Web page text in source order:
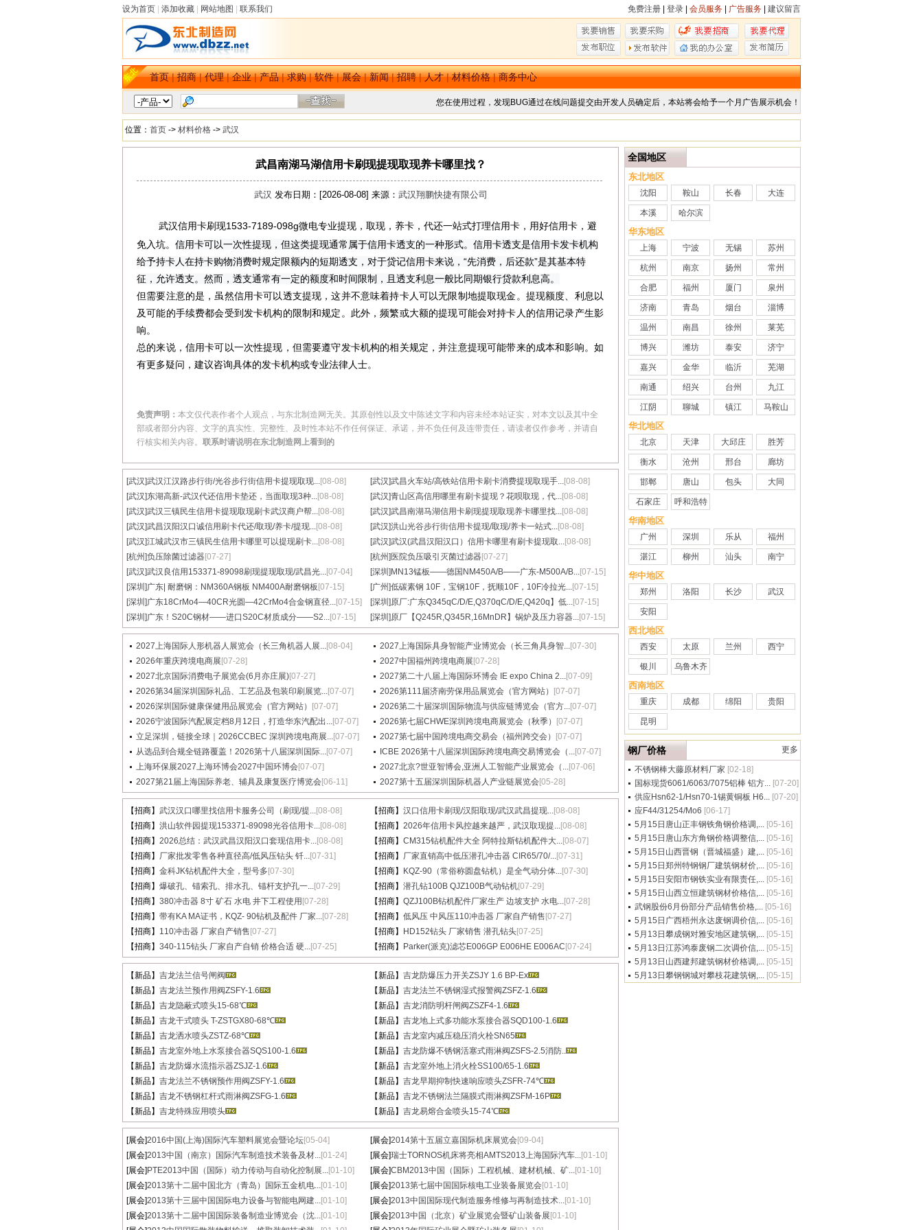
设为首页 添加收藏 网站地图 联系我们 免费注册 登录 会员服务 广告服务 建议留言
首页|招商|代理|企业|产品|求购|软件|展会|新闻|招聘|人才|材料价格|商务中心
您在使用过程，发现BUG通过在线问题提交由开发人员确定后，本站将会给予一个月广告展示机会！
位置： 首页 -> 材料价格 -> 武汉
武昌南湖马湖信用卡刷现提现取现养卡哪里找？
武汉 发布日期：[2026-08-08] 来源： 武汉翔鹏快捷有限公司
武汉信用卡刷现1533-7189-098g微电专业提现，取现，养卡，代还一站式打理信用卡，用好信用卡，避
免入坑。 信用卡可以一次性提现，但这类提现通常属于信用卡透支的一种形式。信用卡透支是信用卡发卡机构
给予持卡人在持卡购物消费时规定限额内的短期透支，对于贷记信用卡来说，“先消费，后还款”是其基本特
征，允许透支。然而，透支通常有一定的额度和时间限制，且透支利息一般比同期银行贷款利息高。
但需要注意的是，虽然信用卡可以透支提现，这并不意味着持卡人可以无限制地提取现金。提现额度、利息以
及可能的手续费都会受到发卡机构的限制和规定。此外，频繁或大额的提现可能会对持卡人的信用记录产生影
响。
总的来说，信用卡可以一次性提现，但需要遵守发卡机构的相关规定，并注意提现可能带来的成本和影响。如
有更多疑问，建议咨询具体的发卡机构或专业法律人士。
免责声明： 本文仅代表作者个人观点，与东北制造网无关。其原创性以及文中陈述文字和内容未经本站证实，对本文以及其中全
部或者部分内容、文字的真实性、完整性、及时性本站不作任何保证、承诺，并不负任何及连带责任，请读者仅作参考，并请自
行核实相关内容。 联系时请说明在东北制造网上看到的
[武汉]武汉江汉路步行街/光谷步行街信用卡提现取现...[08-08] [武汉]武昌火车站/高铁站信用卡刷卡消费提现取现手...[08-08]
[武汉]东湖高新-武汉代还信用卡垫还，当面取现3种...[08-08] [武汉]青山区高信用哪里有刷卡提现？花呗取现，代...[08-08]
[武汉]武汉三镇民生信用卡提现取现刷卡武汉商户帮...[08-08] [武汉]武昌南湖马湖信用卡刷现提现取现养卡哪里找...[08-08]
[武汉]武昌汉阳汉口诚信用刷卡代还/取现/养卡/提现...[08-08] [武汉]洪山光谷步行街信用卡提现/取现/养卡一站式...[08-08]
[武汉]江城武汉市三镇民生信用卡哪里可以提现刷卡...[08-08] [武汉]武汉(武昌汉阳汉口）信用卡哪里有刷卡提现取...[08-08]
[杭州]负压除菌过滤器[07-27] [杭州] 医院负压吸引灭菌过滤器[07-27]
[武汉]武汉良信用153371-89098刷现提现取现/武昌光...[07-04] [深圳] MN13锰板——德国NM450A/B——广东-M500A/B...[07-15]
[深圳]广东| 耐磨钢：NM360A钢板 NM400A耐磨钢板 [07-15] [广州]低碳素钢 10F，宝钢10F，抚顺10F，10F冷拉光...[07-15]
[深圳]广东18CrMo4—40CR光圆—42CrMo4合金钢直径...[07-15] [深圳]原厂:广东Q345qC/D/E,Q370qC/D/E,Q420q】低...[07-15]
[深圳]广东！S20C钢材——进口S20C材质成分——S2...[07-15] [深圳]原厂【Q245R,Q345R,16MnDR】锅炉及压力容器...[07-15]
2027上海国际人形机器人展览会（长三角机器人展...[08-04] 2027上海国际具身智能产业博览会（长三角具身智...[07-30]
2026年重庆跨境电商展 [07-28] 2027中国福州跨境电商展 [07-28]
2027北京国际消费电子展览会(6月亦庄展)[07-27] 2027第二十八届上海国际环博会 IE expo China 2...[07-09]
2026第34届深圳国际礼品、工艺品及包装印刷展览...[07-07] 2026第111届济南劳保用品展览会（官方网站）
[07-07]
2026深圳国际健康保健用品展览会（官方网站）
[07-07] 2026第二十届深圳国际物流与供应链博览会（官方...[07-07]
2026宁波国际汽配展定档8月12日，打造华东汽配出...[07-07] 2026第七届CHWE深圳跨境电商展览会（秋季）
[07-07]
立足深圳，链接全球｜2026CCBEC 深圳跨境电商展...[07-07] 2027第七届中国跨境电商交易会（福州跨交会）
[07-07]
从选品到合规全链路覆盖！2026第十八届深圳国际...[07-07] ICBE 2026第十八届深圳国际跨境电商交易博览会（...[07-07]
上海环保展2027上海环博会2027中国环博会[07-07] 2027北京?世亚智博会,亚洲人工智能产业展览会（...[07-06]
2027第21届上海国际养老、辅具及康复医疗博览会[06-11] 2027第十五届深圳国际机器人产业链展览会[05-28]
【招商】 武汉汉口哪里找信用卡服务公司（刷现/提...[08-08] 【招商】 汉口信用卡刷现/汉阳取现/武汉武昌提现...[08-08]
【招商】 洪山软件园提现153371-89098光谷信用卡...[08-08] 【招商】 2026年信用卡风控越来越严，武汉取现提...[08-08]
【招商】 2026总结：武汉武昌汉阳汉口套现信用卡...[08-08] 【招商】 CM315钻机配件大全 阿特拉斯钻机配件大...[08-07]
【招商】 厂家批发零售各种直径高/低风压钻头 钎...[07-31] 【招商】 厂家直销高中低压潜孔冲击器 CIR65/70/...[07-31]
【招商】 金科JK钻机配件大全，型号多 [07-30] 【招商】 KQZ-90（常俗称圆盘钻机）是全气动分体...[07-30]
【招商】 爆破孔、锚索孔、排水孔、锚杆支护孔一...[07-29] 【招商】 潜孔钻100B QJZ100B气动钻机[07-29]
【招商】 380冲击器 8寸 矿石 水电 井下工程使用 [07-28] 【招商】 QZJ100B钻机配件厂家生产 边坡支护 水电...[07-28]
【招商】 带有KA MA证书，KQZ- 90钻机及配件 厂家...[07-28] 【招商】 低风压 中风压110冲击器 厂家自产销售 [07-27]
【招商】 110冲击器 厂家自产销售 [07-27] 【招商】 HD152钻头 厂家销售 潜孔钻头[07-25]
【招商】 340-115钻头 厂家自产自销 价格合适 硬...[07-25] 【招商】 Parker(派克)滤芯E006GP E006HE E006AC [07-24]
【新品】 吉龙法兰信号闸阀 【新品】 吉龙防爆压力开关ZSJY 1.6 BP-Ex
【新品】 吉龙法兰预作用阀ZSFY-1.6 【新品】 吉龙法兰不锈钢湿式报警阀ZSFZ-1.6
【新品】 吉龙隐蔽式喷头15-68℃ 【新品】 吉龙消防明杆闸阀ZSZF4-1.6
【新品】 吉龙干式喷头 T-ZSTGX80-68℃ 【新品】 吉龙地上式多功能水泵接合器SQD100-1.6
【新品】 吉龙洒水喷头ZSTZ-68℃ 【新品】 吉龙室内减压稳压消火栓SN65
【新品】 吉龙室外地上水泵接合器SQS100-1.6 【新品】 吉龙防爆不锈钢活塞式雨淋阀ZSFS-2.5消防..
【新品】 吉龙防爆水流指示器ZSJZ-1.6 【新品】 吉龙室外地上消火栓SS100/65-1.6
【新品】 吉龙法兰不锈钢预作用阀ZSFY-1.6 【新品】 吉龙早期抑制快速响应喷头ZSFR-74℃
【新品】 吉龙不锈钢杠杆式雨淋阀ZSFG-1.6 【新品】 吉龙不锈钢法兰隔膜式雨淋阀ZSFM-16P
【新品】 吉龙特殊应用喷头 【新品】 吉龙易熔合金喷头15-74℃
[展会]2016中国(上海)国际汽车塑料展览会暨论坛[05-04] [展会]2014第十五届立嘉国际机床展览会[09-04]
[展会]2013中国（南京）国际汽车制造技术装备及材...[01-24] [展会]瑞士TORNOS机床将亮相AMTS2013上海国际汽车...[01-10]
[展会] PTE2013中国（国际）动力传动与自动化控制展...[01-10] [展会]CBM2013中国（国际）工程机械、建材机械、矿...[01-10]
[展会]2013第十二届中国北方（青岛）国际五金机电...[01-10] [展会]2013第七届中国国际核电工业装备展览会[01-10]
[展会]2013第十三届中国国际电力设备与智能电网建...[01-10] [展会]2013中国国际现代制造服务维修与再制造技术...[01-10]
[展会]2013第十二届中国国际装备制造业博览会（沈...[01-10] [展会]2013中国（北京）矿业展览会暨矿山装备展 [01-10]
全国地区
东北地区
沈阳 鞍山 长春 大连
本溪 哈尔滨
华东地区
上海 宁波 无锡 苏州
杭州 南京 扬州 常州
合肥 福州 厦门 泉州
济南 青岛 烟台 淄博
温州 南昌 徐州 莱芜
博兴 潍坊 泰安 济宁
嘉兴 金华 临沂 芜湖
南通 绍兴 台州 九江
江阴 聊城 镇江 马鞍山
华北地区
北京 天津 大邱庄 胜芳
衡水 沧州 邢台 廊坊
邯郸 唐山 包头 大同
石家庄 呼和浩特
华南地区
广州 深圳 乐从 福州
湛江 柳州 汕头 南宁
华中地区
郑州 洛阳 长沙 武汉
安阳
西北地区
西安 太原 兰州 西宁
银川 乌鲁木齐
西南地区
重庆 成都 绵阳 贵阳
昆明
钢厂价格 更多
不锈钢棒大藤原材料厂家 [02-18]
国标现货6061/6063/7075铝棒 铝方... [07-20]
供应Hsn62-1/Hsn70-1锡黄铜板 H6... [07-20]
应F44/31254/Mo6 [06-17]
5月15日唐山正丰钢铁角钢价格调,... [05-16]
5月15日唐山东方角钢价格调整信,... [05-16]
5月15日山西晋钢（晋城福盛）建,... [05-16]
5月15日郑州特钢钢厂建筑钢材价,... [05-16]
5月15日安阳市钢铁实业有限责任,... [05-16]
5月15日山西立恒建筑钢材价格信,... [05-16]
武钢股份6月份部分产品销售价格,... [05-16]
5月15日广西梧州永达废钢调价信,... [05-16]
5月13日攀成钢对雅安地区建筑钢,... [05-15]
5月13日江苏鸿泰废钢二次调价信,... [05-15]
5月13日山西建邦建筑钢材价格调,... [05-15]
5月13日攀钢钢城对攀枝花建筑钢,... [05-15]